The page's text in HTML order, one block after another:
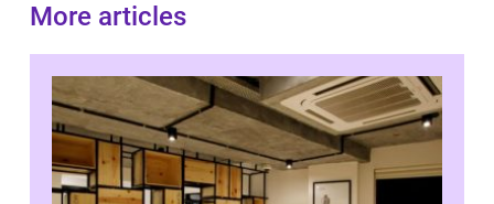
More articles